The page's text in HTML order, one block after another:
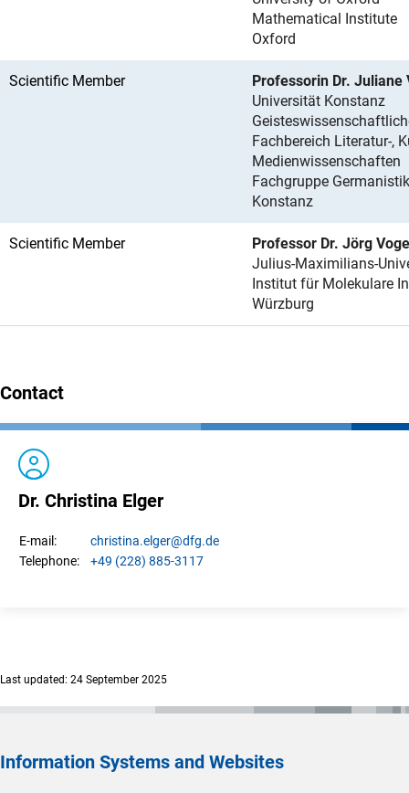
Mathematical Institute
Oxford
Scientific Member
Professorin Dr. Juliane
Universität Konstanz
Fachbereich Literatur-,
Medienwissenschaften
Fachgruppe Germanistik
Konstanz
Scientific Member
Professor Dr. Jörg
Julius-Maximilians-
Institut für Molekulare
Würzburg
Contact
Dr. Christina Elger
E-mail: christina.elger@dfg.de
Telephone:
+49 (228) 885-3117
Last updated: 24 September 2025
Information Systems and Websites